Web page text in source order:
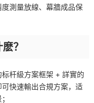
測量放線、幕牆成品保
？
标杆級方案框架 + 詳實的
快速輸出合規方案，适